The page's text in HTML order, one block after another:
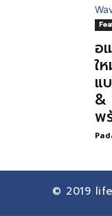
อ
ใ
แ
&
พ
© 2019